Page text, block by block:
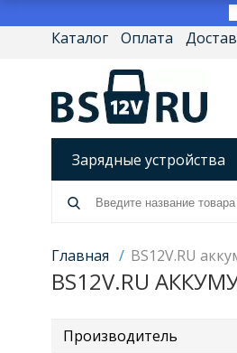
Каталог Оплата
Зарядные устройства
Разрядно-
Источники
Товары по брендам
Главная / BS12V.RU
BS12V.RU
Производитель